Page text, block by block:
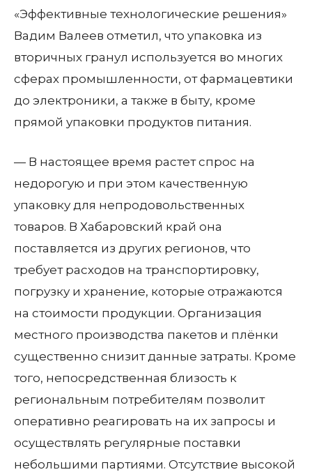
«Эффективные технологические решения»
Вадим Валеев отметил, что упаковка из
вторичных гранул используется во многих
сферах промышленности, от фармацевтики
до электроники, а также в быту, кроме
прямой упаковки продуктов питания.
— В настоящее время растет спрос на
недорогую и при этом качественную
упаковку для непродовольственных
товаров. В Хабаровский край она
поставляется из других регионов, что
требует расходов на транспортировку,
погрузку и хранение, которые отражаются
на стоимости продукции. Организация
местного производства пакетов и плёнки
существенно снизит данные затраты. Кроме
того, непосредственная близость к
региональным потребителям позволит
оперативно реагировать на их запросы и
осуществлять регулярные поставки
небольшими партиями. Отсутствие высокой